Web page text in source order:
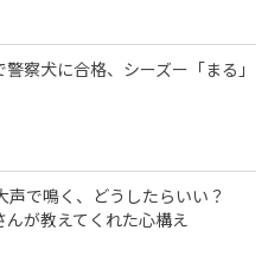
察犬に合格、シーズー「まる」
声で鳴く、どうしたらいい？
が教えてくれた心構え